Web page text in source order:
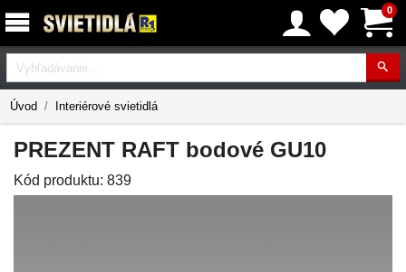
0
Vyhľadávanie
Úvod Interiérové svietidlá
PREZENT RAFT bodové GU10
Kód produktu: 839